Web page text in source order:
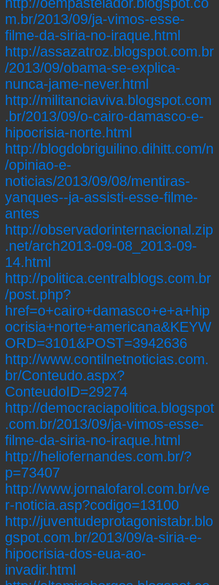
m.br/2013/09/ja-vimos-esse-
filme-da-siria-no-iraque.html
http://assazatroz.blogspot.com.br
/2013/09/obama-se-explica-
nunca-jame-never.html
http://militanciaviva.blogspot.com
.br/2013/09/o-cairo-damasco-e-
hipocrisia-norte.html
http://blogdobriguilino.dihitt.com/n
/opiniao-e-
noticias/2013/09/08/mentiras-
yanques--ja-assisti-esse-filme-
antes
http://observadorinternacional.zip
.net/arch2013-09-08_2013-09-
14.html
http://politica.centralblogs.com.br
/post.php?
href=o+cairo+damasco+e+a+hip
ocrisia+norte+americana&KEYW
ORD=3101&POST=3942636
http://www.contilnetnoticias.com.
br/Conteudo.aspx?
ConteudoID=29274
http://democraciapolitica.blogspot
.com.br/2013/09/ja-vimos-esse-
filme-da-siria-no-iraque.html
http://heliofernandes.com.br/?
p=73407
http://www.jornalofarol.com.br/ve
r-noticia.asp?codigo=13100
http://juventudeprotagonistabr.blo
gspot.com.br/2013/09/a-siria-e-
hipocrisia-dos-eua-ao-
invadir.html